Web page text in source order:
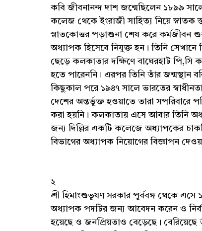
কবি জীবনানন্দ দাশ জন্মেছিলেন ১৮৯৯
কলেজ থেকে ইংরাজী সাহিত্য নিয়ে স্নাতক
স্নাতকোত্তর পড়াশুনা শেষ করে কর্মজীবন
অধ্যাপক হিসেবে নিযুক্ত হন। তিনি
ছেড়ে কলকাতার দক্ষিণে বাঘেরহাট পি,সি
হতে পারেননি। এরপর তিনি তাঁর জন্মস্থান
কিছুকাল পরে ১৯৪৭ সালে ভারতের
দেশের অন্তর্ভুক্ত হওয়াতে তারা
করা হয়নি। কলকাতায় এসে আবার তিনি
জন্য দিল্লির একটি কলেজে অধ্যাপকের
বিভাগের অধ্যাপক নিয়োগের বিজ্ঞাপন
২
শ্রী হিমাংশুভূষণ সরকার পূর্ববঙ্গ থেকে
অধ্যাপক পদটির জন্য আবেদন করেন ও
হয়েছে ও জনপ্রিয়তাও বেড়েছে। বেরিয়েছে